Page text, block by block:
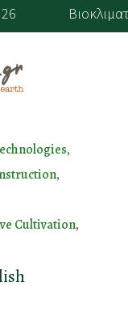
,
,
Cultivation,